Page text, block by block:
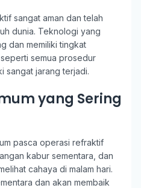
sangat aman dan telah
dunia. Teknologi yang
dan memiliki tingkat
semua prosedur
sangat jarang terjadi.
yang Sering
pasca operasi refraktif
kabur sementara, dan
cahaya di malam hari.
dan akan membaik